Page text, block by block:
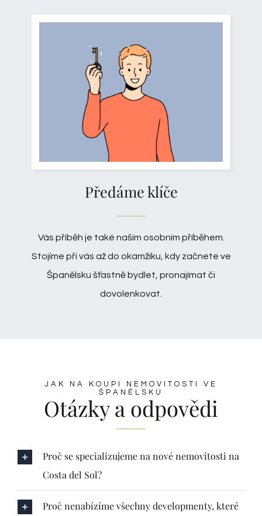
Předáme klíče
Vás příběh je také našim osobním příběhem.
Stojíme při vás až do okamžiku, kdy začnete ve
Španělsku šťastně bydlet, pronajímat či
dovolenkovat.
JAK NA KOUPI NEMOVITOSTI VE
ŠPANĚLSKU
Otázky a odpovědi
Proč se specializujeme na nové nemovitosti na
Costa del Sol?
Proč nenabízíme všechny developmenty, které